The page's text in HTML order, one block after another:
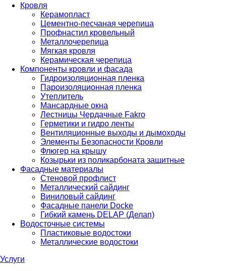
Кровля
Керамопласт
Цементно-песчаная черепица
Профнастил кровельный
Металлочерепица
Мягкая кровля
Керамическая черепица
Компоненты кровли и фасада
Гидроизоляционная пленка
Пароизоляционная пленка
Утеплитель
Мансардные окна
Лестницы Чердачные Fakro
Герметики и гидро ленты
Вентиляционные выходы и дымоходы
Элементы Безопасности Кровли
Флюгер на крышу
Козырьки из поликарбоната защитные
Фасадные материалы
Стеновой профлист
Металлический сайдинг
Виниловый сайдинг
Фасадные панели Docke
Гибкий камень DELAP (Делап)
Водосточные системы
Пластиковые водостоки
Металлические водостоки
Услуги